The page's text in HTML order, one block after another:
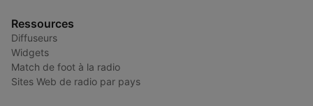
Ressources
Diffuseurs
Widgets
Match de foot à la radio
Sites Web de radio par pays